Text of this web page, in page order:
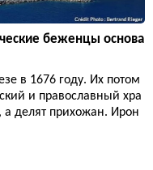
беженцы основа
в 1676 году. Их потом
и православный хра
а делят прихожан. Ирон